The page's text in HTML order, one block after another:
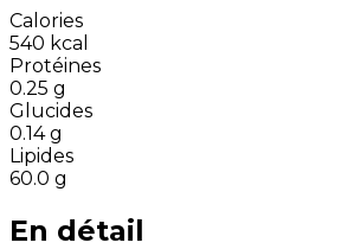
Calories
540 kcal
Protéines
0.25 g
Glucides
0.14 g
Lipides
60.0 g
En détail